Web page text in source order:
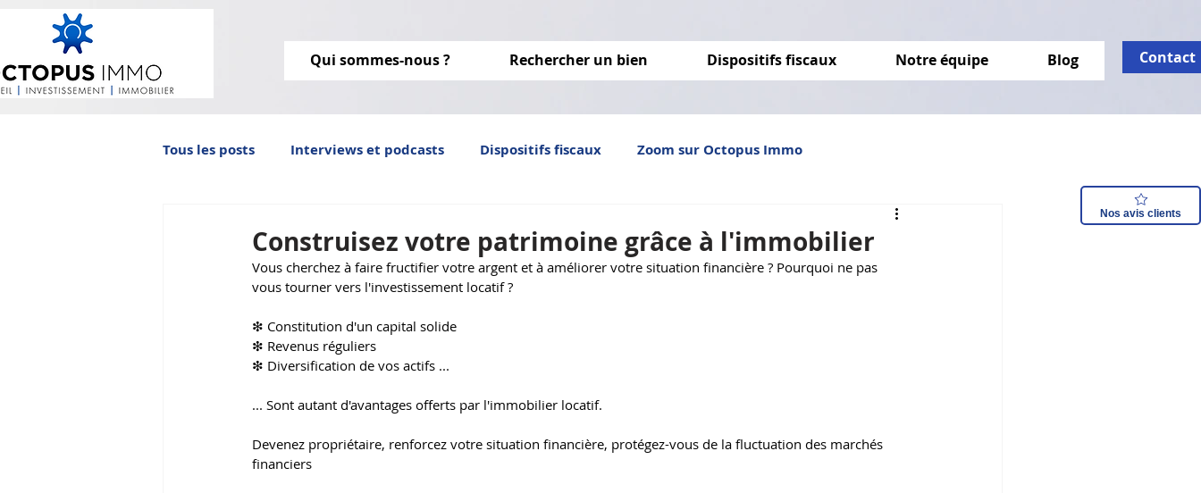
Nos avis clients
Qui sommes-nous ? Rechercher un bien Dispositifs fiscaux Notre équipe Blog Contact
Tous les posts Interviews et podcasts Dispositifs fiscaux Zoom sur Octopus Immo
optimisation énergétique
immobilier ancien
Construisez votre patrimoine grâce à l'immobilier
Vous cherchez à faire fructifier votre argent et à améliorer votre situation financière ? Pourquoi ne pas
vous tourner vers l'investissement locatif ?
❇ Constitution d'un capital solide
❇ Revenus réguliers
❇ Diversification de vos actifs ...
... Sont autant d'avantages offerts par l'immobilier locatif.
Devenez propriétaire, renforcez votre situation financière, protégez-vous de la fluctuation des marchés
financiers